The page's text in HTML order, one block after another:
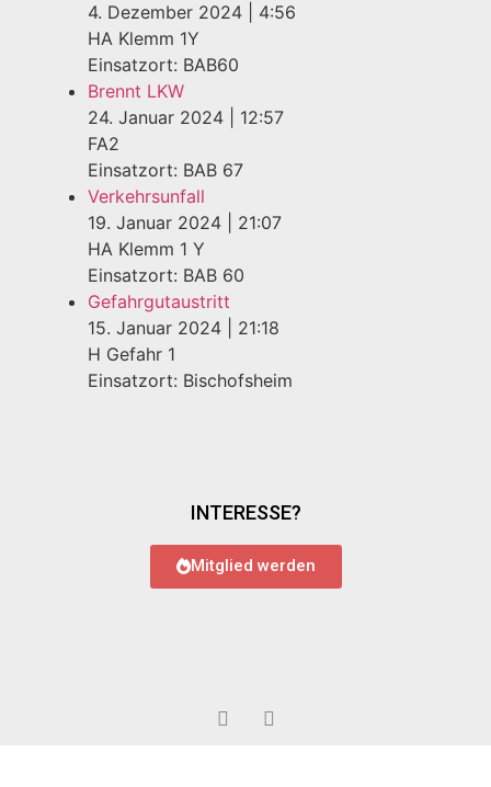
4. Dezember 2024
4:56
HA Klemm 1Y
Einsatzort: BAB60
Brennt LKW
24. Januar 2024
12:57
FA2
Einsatzort: BAB 67
Verkehrsunfall
19. Januar 2024
21:07
HA Klemm 1 Y
Einsatzort: BAB 60
Gefahrgutaustritt
15. Januar 2024
21:18
H Gefahr 1
Einsatzort: Bischofsheim
INTERESSE?
Mitglied werden